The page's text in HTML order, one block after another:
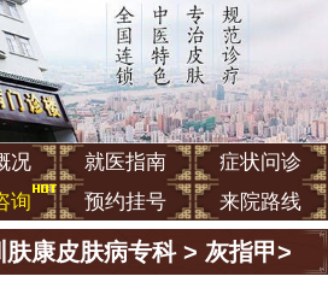
况 就医指南
症状问诊
询 预约挂号 来院路线
肤康皮肤病专科> 灰指甲>